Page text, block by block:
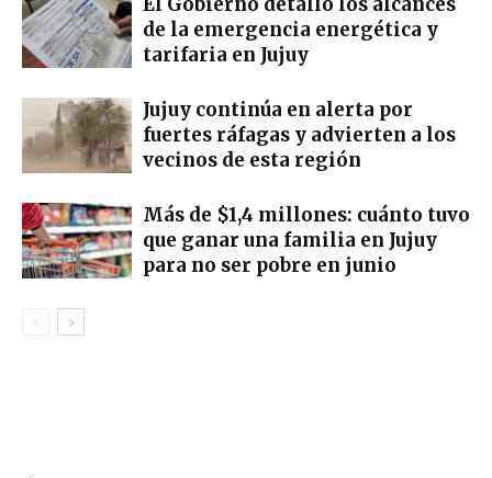
El Gobierno detalló los alcances
de la emergencia energética y
tarifaria en Jujuy
Jujuy continúa en alerta por
fuertes ráfagas y advierten a los
vecinos de esta región
Más de $1,4 millones: cuánto tuvo
que ganar una familia en Jujuy
para no ser pobre en junio